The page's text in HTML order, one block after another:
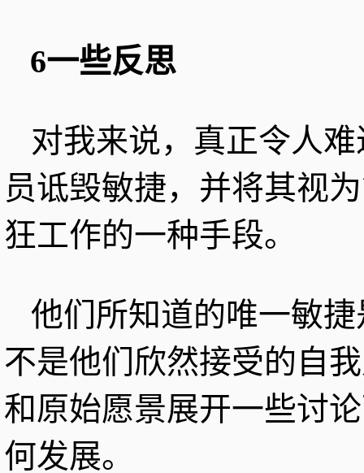
6一些反思
对我来说，真正令人
员诋毁敏捷，并将其视
狂工作的一种手段。
他们所知道的唯一敏
不是他们欣然接受的自
和原始愿景展开一些讨
何发展。